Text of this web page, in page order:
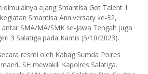
dimulainya ajang Smantisa Got Talent 1
Smantisa Anniversary ke-32,
SMA/MA/SMK se-Jawa Tengah juga
3 Salatiga pada Kamis (5/10/2023).
resmi oleh Kabag Sumda Polres
SH mewakili Kapolres Salatiga.